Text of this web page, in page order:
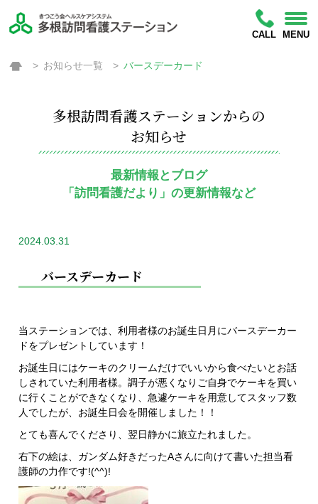
CALL MENU
お知らせ一覧 バースデーカード
多根訪問看護ステーションからの
お知らせ
最新情報とブログ
「訪問看護だより」の更新情報など
2024.03.31
バースデーカード
当ステーションでは、利用者様のお誕生日月にバースデーカー
ドをプレゼントしています！
お誕生日にはケーキのクリームだけでいいから食べたいとお話
しされていた利用者様。調子が悪くなりご自身でケーキを買い
に行くことができなくなり、急遽ケーキを用意してスタッフ数
人でしたが、お誕生日会を開催しました！！
とても喜んでくださり、翌日静かに旅立たれました。
右下の絵は、ガンダム好きだったAさんに向けて書いた担当看
護師の力作です!(^^)!